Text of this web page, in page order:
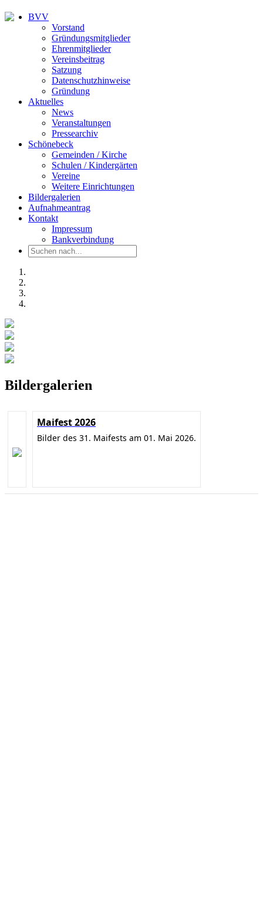
BVV
Vorstand
Gründungsmitglieder
Ehrenmitglieder
Vereinsbeitrag
Satzung
Datenschutzhinweise
Gründung
Aktuelles
News
Veranstaltungen
Pressearchiv
Schönebeck
Gemeinden / Kirche
Schulen / Kindergärten
Vereine
Weitere Einrichtungen
Bildergalerien
Aufnahmeantrag
Kontakt
Impressum
Bankverbindung
Bildergalerien
Maifest 2026
Bilder des 31. Maifests am 01. Mai 2026.